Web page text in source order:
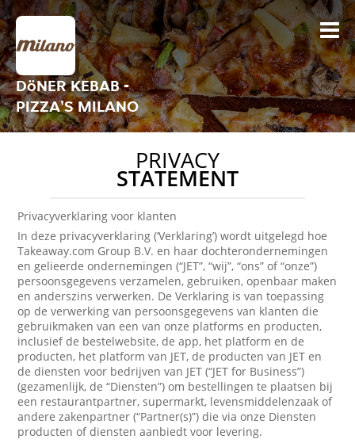
DöNER KEBAB -
PIZZA'S MILANO
PRIVACY
STATEMENT
Privacyverklaring voor klanten
In deze privacyverklaring (‘Verklaring’) wordt uitgelegd hoe
Takeaway.com Group B.V. en haar dochterondernemingen
en gelieerde ondernemingen (“JET”, “wij”, “ons” of “onze”)
persoonsgegevens verzamelen, gebruiken, openbaar maken
en anderszins verwerken. De Verklaring is van toepassing
op de verwerking van persoonsgegevens van klanten die
gebruikmaken van een van onze platforms en producten,
inclusief de bestelwebsite, de app, het platform en de
producten, het platform van JET, de producten van JET en
de diensten voor bedrijven van JET (“JET for Business”)
(gezamenlijk, de “Diensten”) om bestellingen te plaatsen bij
een restaurantpartner, supermarkt, levensmiddelenzaak of
andere zakenpartner (“Partner(s)”) die via onze Diensten
producten of diensten aanbiedt voor levering.